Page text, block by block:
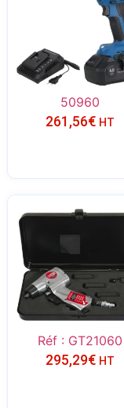
50960
261,56€ HT
Réf : GT21060
295,29€ HT